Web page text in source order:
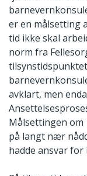
er en målsetting
tid ikke skal
norm fra
avklart, men
Målsettingen
på langt nær
hadde ansvar